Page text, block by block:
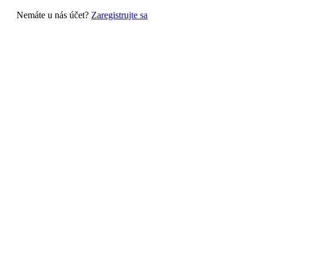
Nemáte u nás účet? Zaregistrujte sa